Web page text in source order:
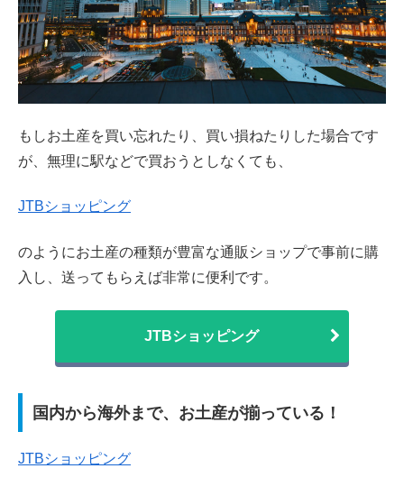
もしお土産を買い忘れたり、買い損ねたりした場合です
が、無理に駅などで買おうとしなくても、
JTBショッピング
のようにお土産の種類が豊富な通販ショップで事前に購
入し、送ってもらえば非常に便利です。
JTBショッピング
国内から海外まで、お土産が揃っている！
JTBショッピング